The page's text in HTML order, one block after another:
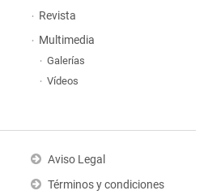
Revista
Multimedia
Galerías
Vídeos
Aviso Legal
Términos y condiciones